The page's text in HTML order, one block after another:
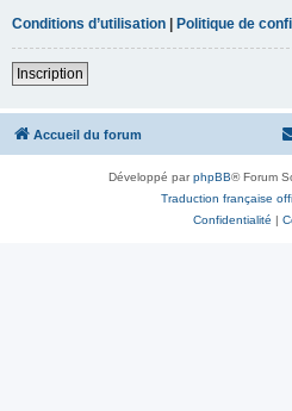
Conditions d’utilisation | Politique de
Inscription
Accueil du forum
Développé parphpBB® Forum
Traduction française
Confidentialité |